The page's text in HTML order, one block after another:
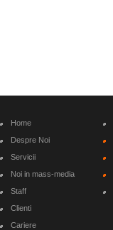
Home
Despre Noi
Servicii
Noi in mass-media
Staff
Clienti
Cariere